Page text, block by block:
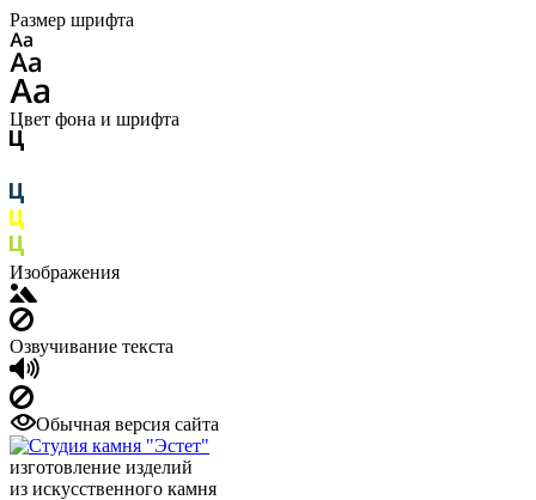
Размер шрифта
Цвет фона и шрифта
Изображения
Озвучивание текста
Обычная версия сайта
изготовление изделий
из искусственного камня